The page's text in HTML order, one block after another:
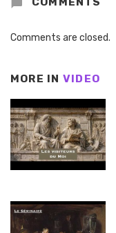
Comments are closed.
MORE IN VIDEO